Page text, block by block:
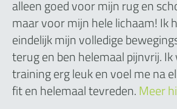
alleen goed voor mijn rug en
maar voor mijn hele lichaam! Ik
eindelijk mijn volledige
terug en ben helemaal pijnvrij. Ik
training erg leuk en voel me na
fit en helemaal tevreden.Meer